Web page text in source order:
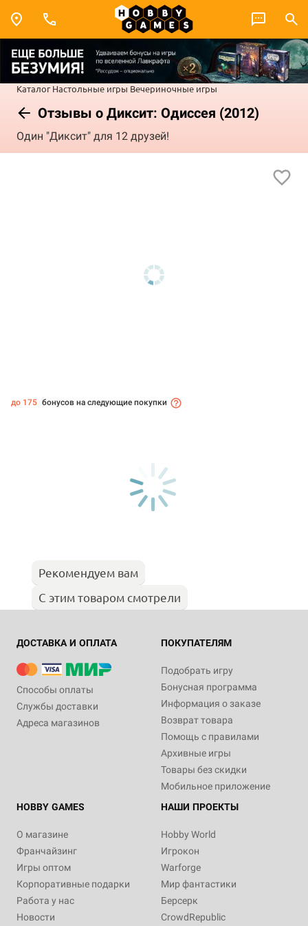
Каталог Настольные игры Вечериночные игры
Отзывы о Диксит: Одиссея (2012)
Один "Диксит" для 12 друзей!
до 175 бонусов на следующие покупки
Рекомендуем вам
С этим товаром смотрели
ДОСТАВКА И ОПЛАТА
Способы оплаты
Службы доставки
Адреса магазинов
ПОКУПАТЕЛЯМ
Подобрать игру
Бонусная программа
Информация о заказе
Возврат товара
Помощь с правилами
Архивные игры
Товары без скидки
Мобильное приложение
HOBBY GAMES
О магазине
Франчайзинг
Игры оптом
Корпоративные подарки
Работа у нас
Новости
НАШИ ПРОЕКТЫ
Hobby World
Игрокон
Warforge
Мир фантастики
Берсерк
CrowdRepublic